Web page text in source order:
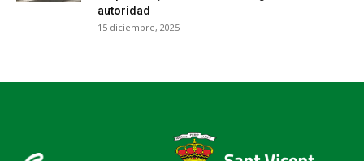
autoridad
15 diciembre, 2025